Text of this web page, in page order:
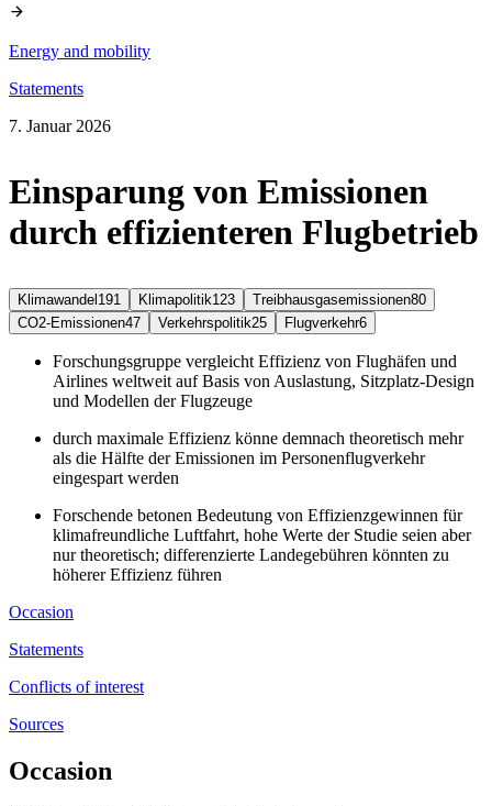
Energy and mobility
Statements
7. Januar 2026
Einsparung von Emissionen
durch effizienteren Flugbetrieb
Klimawandel 191 Klimapolitik123 Treibhausgasemissionen80
CO2-Emissionen47 Verkehrspolitik25 Flugverkehr6
Forschungsgruppe vergleicht Effizienz von Flughäfen und
Airlines weltweit auf Basis von Auslastung, Sitzplatz-Design
und Modellen der Flugzeuge
durch maximale Effizienz könne demnach theoretisch mehr
als die Hälfte der Emissionen im Personenflugverkehr
eingespart werden
Forschende betonen Bedeutung von Effizienzgewinnen für
klimafreundliche Luftfahrt, hohe Werte der Studie seien aber
nur theoretisch; differenzierte Landegebühren könnten zu
höherer Effizienz führen
Occasion
Statements
Conflicts of interest
Sources
Occasion